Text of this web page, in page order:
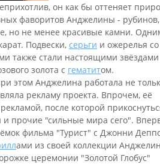
он как бы оттеняет
фаворитов Анджелины - рубинов,
но не менее красивые камни.
Подвески, серьги и ожерелья со
также стали настоящими звёздами
золота с гематитом.
этом Анджелина работала не
рекламу проекта. Впрочем, её
после которой
и прочие "сильные мира сего".
фильма "Турист" с Джонни
ами из своей коллекции
церемонии "Золотой Глобус"